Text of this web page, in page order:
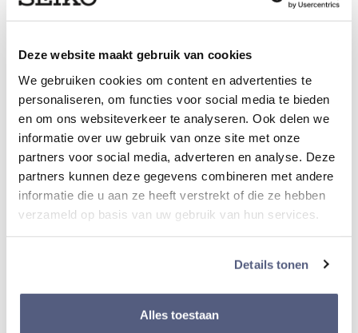
Deze website maakt gebruik van cookies
We gebruiken cookies om content en advertenties te
personaliseren, om functies voor social media te bieden
en om ons websiteverkeer te analyseren. Ook delen we
informatie over uw gebruik van onze site met onze
partners voor social media, adverteren en analyse. Deze
partners kunnen deze gegevens combineren met andere
informatie die u aan ze heeft verstrekt of die ze hebben
verzameld op basis van uw gebruik van hun services.
Details tonen
Alles toestaan
Band
Leer
Vouwsluiting met drukker
Kleur Band